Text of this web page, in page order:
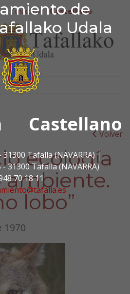
de
Udala
Castellano
Tafalla (NAVARRA)
31300 Tafalla (NAVARRA)
70 18 11
de
Euskera Castellano
Volver
ecología
ambiente.
lobo”
1970